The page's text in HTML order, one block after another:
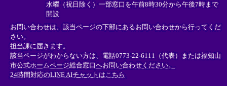
水曜（祝日除く）一部窓口を午前8時30分から午後7時まで
開設
お問い合わせは、該当ページの下部にあるお問い合わせから行ってくだ
さい。
担当課に届きます。
該当ページがわからない方は、電話0773-22-6111（代表）または福知山
市公式ホームページ総合窓口へお問い合わせください。
24時間対応のLINE AIチャットはこちら